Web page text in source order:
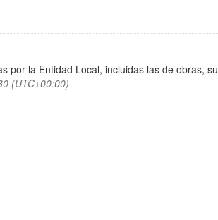
por la Entidad Local, incluidas las de obras,
(UTC+00:00)